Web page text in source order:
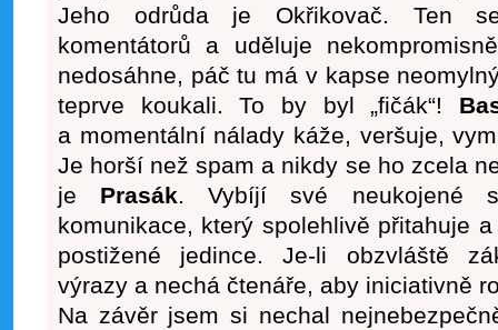
Jeho odrůda je Okřikovač. Ten
komentátorů a uděluje
nedosáhne, páč tu má v kapse
teprve koukali. To by byl „fičák“!
a momentální nálady káže, veršuje,
Je horší než spam a nikdy se ho zcela
je Prasák. Vybíjí své neukojené
komunikace, který spolehlivě přitahuje
postižené jedince. Je-li obzvláště
výrazy a nechá čtenáře, aby iniciativně
Na závěr jsem si nechal